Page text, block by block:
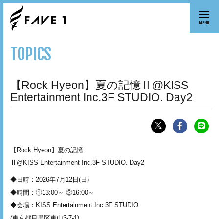
MENU
TOPICS
【Rock Hyeon】夏の記憶Ⅱ@KISS
Entertainment Inc.3F STUDIO. Day2
【Rock Hyeon】夏の記憶
Ⅱ@KISS Entertainment Inc.3F STUDIO. Day2
◆日時：2026年7月12日(日)
◆時間：①13:00～ ②16:00～
◆会場：KISS Entertainment Inc.3F STUDIO.